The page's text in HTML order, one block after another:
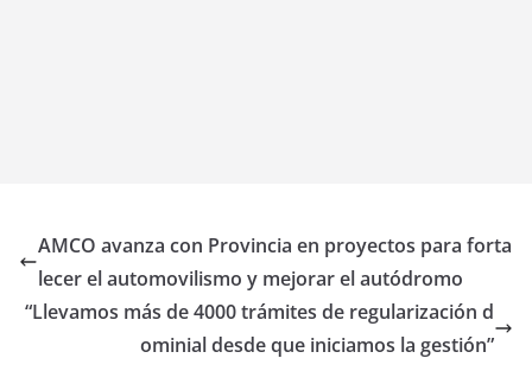
AMCO avanza con Provincia en proyectos para forta
lecer el automovilismo y mejorar el autódromo
“Llevamos más de 4000 trámites de regularización d
ominial desde que iniciamos la gestión”